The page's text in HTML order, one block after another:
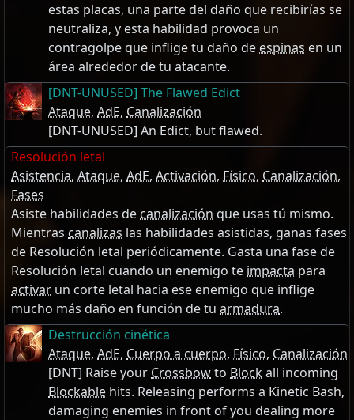
estas placas, una parte del daño que recibirías se
neutraliza, y esta habilidad provoca un
contragolpe que inflige tu daño de espinas en un
área alrededor de tu atacante.
[DNT-UNUSED] The Flawed Edict
Ataque, AdE, Canalización
[DNT-UNUSED] An Edict, but flawed.
Resolución letal
Asistencia, Ataque, AdE, Activación, Físico, Canalización,
Fases
Asiste habilidades decanalización que usas tú mismo.
Mientras canalizas las habilidades asistidas, ganas fases
de Resolución letal periódicamente. Gasta una fase de
Resolución letal cuando un enemigo te impacta para
activar un corte letal hacia ese enemigo que inflige
mucho más daño en función de tu armadura.
Destrucción cinética
Ataque, AdE, Cuerpo a cuerpo, Físico, Canalización
[DNT] Raise your Crossbowto Blockall incoming
Blockable hits. Releasing performs a Kinetic Bash,
damaging enemies in front of you dealing more